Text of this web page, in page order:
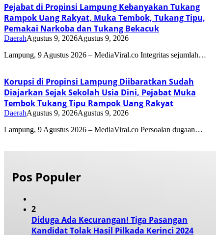
Pejabat di Propinsi Lampung Kebanyakan Tukang
Rampok Uang Rakyat, Muka Tembok, Tukang Tipu,
Pemakai Narkoba dan Tukang Bekacuk
DaerahAgustus 9, 2026Agustus 9, 2026
Lampung, 9 Agustus 2026 – MediaViral.co Integritas sejumlah…
Korupsi di Propinsi Lampung Diibaratkan Sudah
Diajarkan Sejak Sekolah Usia Dini, Pejabat Muka
Tembok Tukang Tipu Rampok Uang Rakyat
DaerahAgustus 9, 2026Agustus 9, 2026
Lampung, 9 Agustus 2026 – MediaViral.co Persoalan dugaan…
Pos Populer
2
Diduga Ada Kecurangan! Tiga Pasangan
Kandidat Tolak Hasil Pilkada Kerinci 2024